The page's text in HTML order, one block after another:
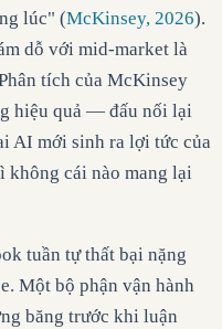
lúc" (McKinsey, 2026).
dỗ với mid-market là
tích của McKinsey
hiệu quả — đấu nối lại
AI mới sinh ra lợi tức của
không cái nào mang lại
tuần tự thất bại nặng
Một bộ phận vận hành
băng trước khi luận